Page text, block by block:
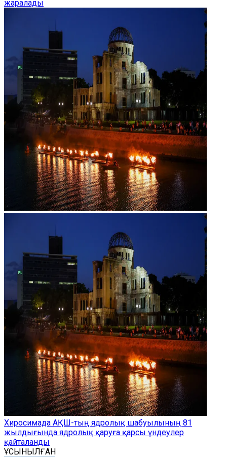
жаралады
Хиросимада АҚШ-тың ядролық шабуылының 81
жылдығында ядролық қаруға қарсы үндеулер
қайталанды
ҰСЫНЫЛҒАН